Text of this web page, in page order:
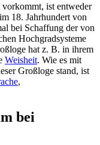
vorkommt, ist entweder
18. Jahrhundert von
bei Schaffung der von
Hochgradsysteme
hat z. B. in ihrem
Weisheit. Wie es mit
Großloge stand, ist
,
bei